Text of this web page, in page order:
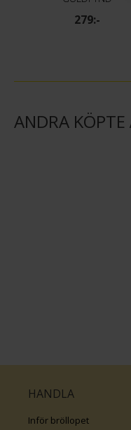
279:-
ANDRA KÖPTE
HANDLA
Inför bröllopet